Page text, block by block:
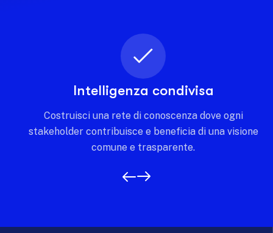
Intelligenza condivisa
Costruisci una rete di conoscenza dove ogni
stakeholder contribuisce e beneficia di una visione
comune e trasparente.